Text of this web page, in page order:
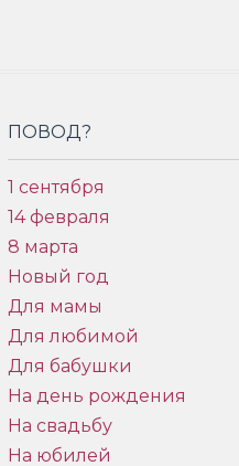
ПОВОД?
1 сентября
14 февраля
8 марта
Новый год
Для мамы
Для любимой
Для бабушки
На день рождения
На свадьбу
На юбилей